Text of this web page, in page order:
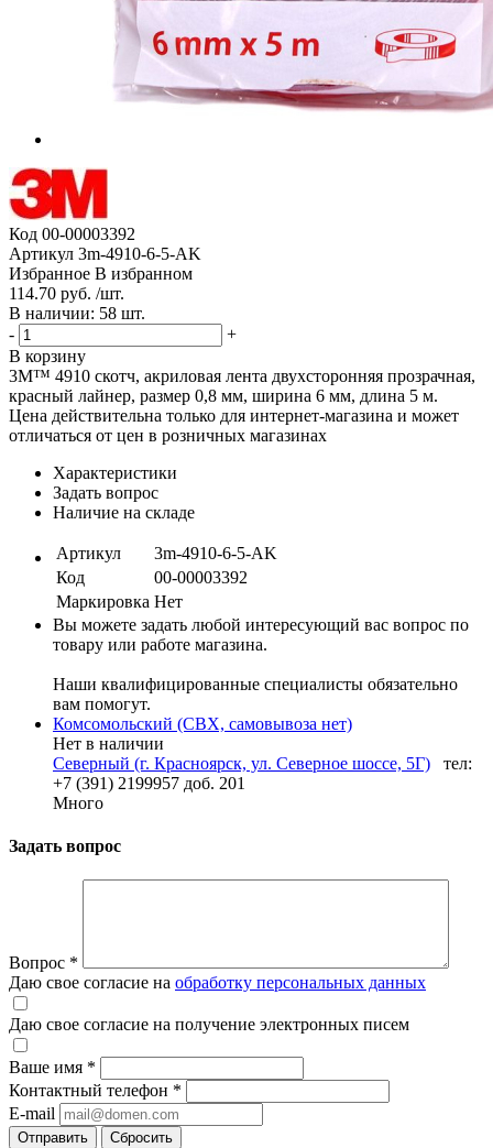
Код 00-00003392
Артикул 3m-4910-6-5-AK
Избранное В избранном
114.70 руб. /шт.
В наличии: 58 шт.
-
+
В корзину
3M™ 4910 скотч, акриловая лента двухсторонняя прозрачная,
красный лайнер, размер 0,8 мм, ширина 6 мм, длина 5 м.
Цена действительна только для интернет-магазина и может
отличаться от цен в розничных магазинах
Характеристики
Задать вопрос
Наличие на складе
Артикул
3m-4910-6-5-AK
Код
00-00003392
Маркировка Нет
Вы можете задать любой интересующий вас вопрос по
товару или работе магазина.
Наши квалифицированные специалисты обязательно
вам помогут.
Комсомольский (СВХ, самовывоза нет)
Нет в наличии
Северный (г. Красноярск, ул. Северное шоссе, 5Г)
тел:
+7 (391) 2199957 доб. 201
Много
Задать вопрос
Вопрос *
Даю свое согласие на обработку персональных данных
Даю свое согласие на получение электронных писем
Ваше имя *
Контактный телефон *
E-mail
Отправить Сбросить